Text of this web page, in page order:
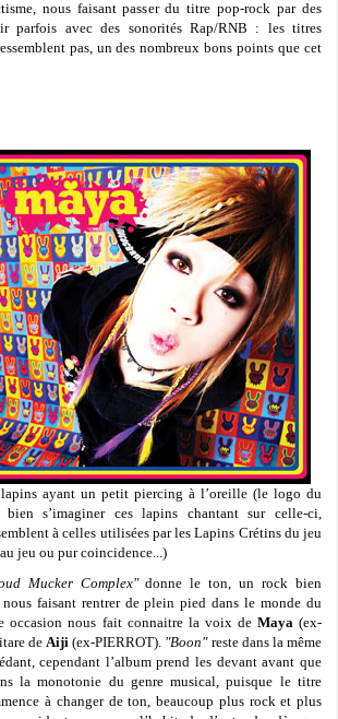
nous faisant passer du titre pop-rock par des
parfois avec des sonorités Rap/RNB : les titres
pas, un des nombreux bons points que cet
ayant un petit piercing à l’oreille (le logo du
s’imaginer ces lapins chantant sur celle-ci,
à celles utilisées par les Lapins Crétins du jeu
jeu ou pur coincidence...)
Mucker Complex"donne le ton, un rock bien
faisant rentrer de plein pied dans le monde du
occasion nous fait connaitre la voix de Maya(ex-
deAiji (ex-PIERROT). "Boon"reste dans la même
cependant l’album prend les devant avant que
la monotonie du genre musical, puisque le titre
à changer de ton, beaucoup plus rock et plus